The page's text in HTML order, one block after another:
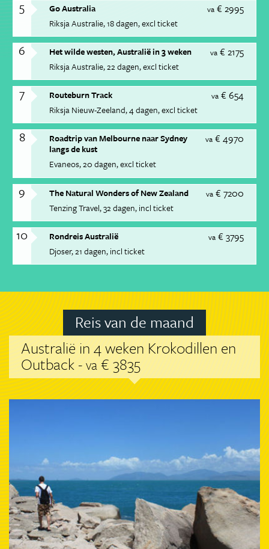
5 va € 2995
Go Australia
Riksja Australie 18 dagen excl ticket
6 va € 2175
Het wilde westen, Australië in 3 weken
Riksja Australie 22 dagen excl ticket
7 va € 654
Routeburn Track
Riksja Nieuw-Zeeland 4 dagen excl ticket
8 va € 4970
Roadtrip van Melbourne naar Sydney
langs de kust
Evaneos 20 dagen excl ticket
9 va € 7200
The Natural Wonders of New Zealand
Tenzing Travel 32 dagen incl ticket
10 va € 3795
Rondreis Australië
Djoser 21 dagen incl ticket
Reis van de maand
Australië in 4 weken Krokodillen en
Outback -va€ 3835